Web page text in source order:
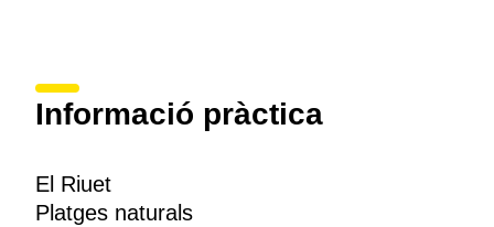
Informació pràctica
El Riuet
Platges naturals